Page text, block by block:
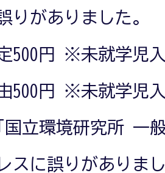
りがありました。
500円 ※未就学児
500円 ※未就学児
国立環境研究所 一
スに誤りがありま